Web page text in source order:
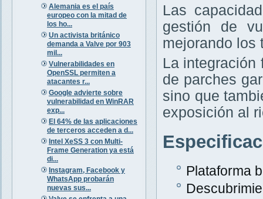
Alemania es el país
europeo con la mitad de
los ho...
Un activista británico
demanda a Valve por 903
mil...
Vulnerabilidades en
OpenSSL permiten a
atacantes r...
Google advierte sobre
vulnerabilidad en WinRAR
exp...
El 64% de las aplicaciones
de terceros acceden a d...
Intel XeSS 3 con Multi-
Frame Generation ya está
di...
Instagram, Facebook y
WhatsApp probarán
nuevas sus...
Las
gestión de
mejorando los
La integración
de parches
sino que
exposición al
Plataforma